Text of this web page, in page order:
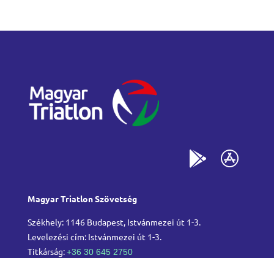
Magyar Triatlon Szövetség
Székhely: 1146 Budapest, Istvánmezei út 1-3.
Levelezési cím: Istvánmezei út 1-3.
Titkárság:+36 30 645 2750